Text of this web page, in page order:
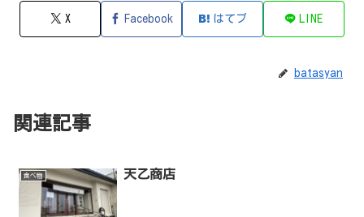
X Facebook はてブ LINE
batasyan
関連記事
食べ物 天乙商店